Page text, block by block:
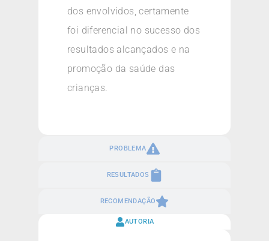
PROBLEMA
RESULTADOS
RECOMENDAÇÃO
dos envolvidos, certamente
foi diferencial no sucesso dos
resultados alcançados e na
promoção da saúde das
crianças.
AUTORIA